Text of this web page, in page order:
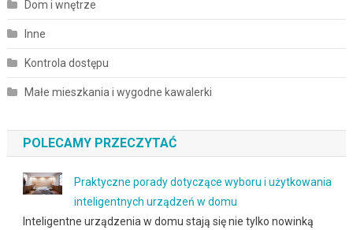
Dom i wnętrze
Inne
Kontrola dostępu
Małe mieszkania i wygodne kawalerki
POLECAMY PRZECZYTAĆ
Praktyczne porady dotyczące wyboru i użytkowania
inteligentnych urządzeń w domu
Inteligentne urządzenia w domu stają się nie tylko nowinką